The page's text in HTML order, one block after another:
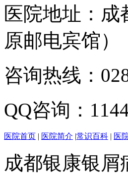
医院地址：
原邮电宾馆）
咨询热线：
QQ咨询：
医院首页 | 医院简介 |常识百科 | 医
成都银康银屑